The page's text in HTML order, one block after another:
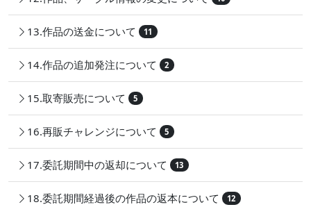
13.作品の送金について 11
14.作品の追加発注について 2
15.取寄販売について 5
16.再販チャレンジについて 5
17.委託期間中の返却について 13
18.委託期間経過後の作品の返本について 12